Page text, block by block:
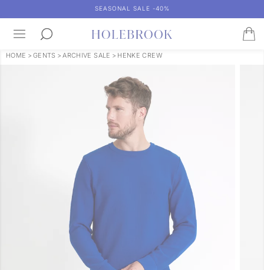
SEASONAL SALE -40%
HOME > GENTS > ARCHIVE SALE > HENKE CREW